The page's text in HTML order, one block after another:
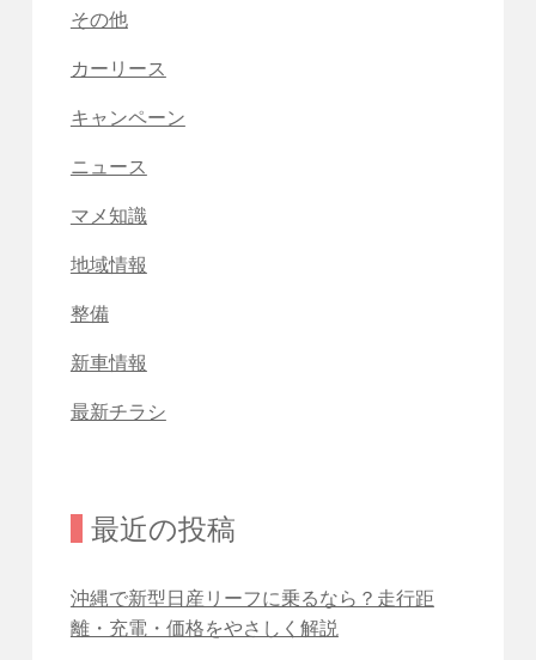
その他
カーリース
キャンペーン
ニュース
マメ知識
地域情報
整備
新車情報
最新チラシ
最近の投稿
沖縄で新型日産リーフに乗るなら？走行距
離・充電・価格をやさしく解説